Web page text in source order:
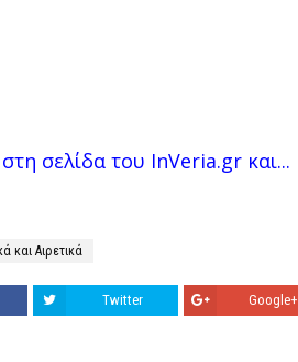
σελίδα του InVeria.gr και...
και Αιρετικά
Twitter Google+